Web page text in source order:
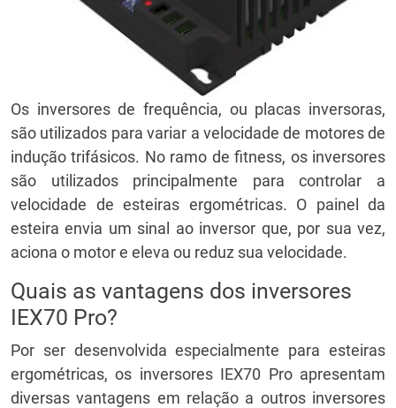
Os inversores de frequência, ou placas inversoras,
são utilizados para variar a velocidade de motores de
indução trifásicos. No ramo de fitness, os inversores
são utilizados principalmente para controlar a
velocidade de esteiras ergométricas. O painel da
esteira envia um sinal ao inversor que, por sua vez,
aciona o motor e eleva ou reduz sua velocidade.
Quais as vantagens dos inversores
IEX70 Pro?
Por ser desenvolvida especialmente para esteiras
ergométricas, os inversores IEX70 Pro apresentam
diversas vantagens em relação a outros inversores